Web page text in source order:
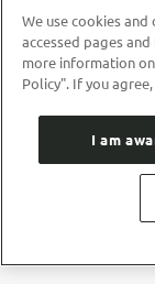
chamada
We use cookies
accessed pages
more information
Policy". If you
I am